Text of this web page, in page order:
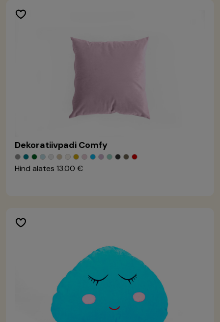
Dekoratiivpadi Comfy
Hind alates 13.00 €